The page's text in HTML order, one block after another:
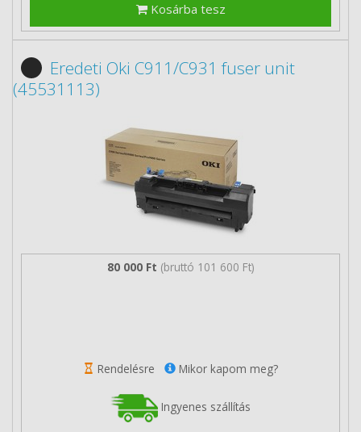
Kosárba tesz
Eredeti Oki C911/C931 fuser unit
(45531113)
80 000 Ft (bruttó 101 600 Ft)
Rendelésre Mikor kapom meg?
Ingyenes szállítás